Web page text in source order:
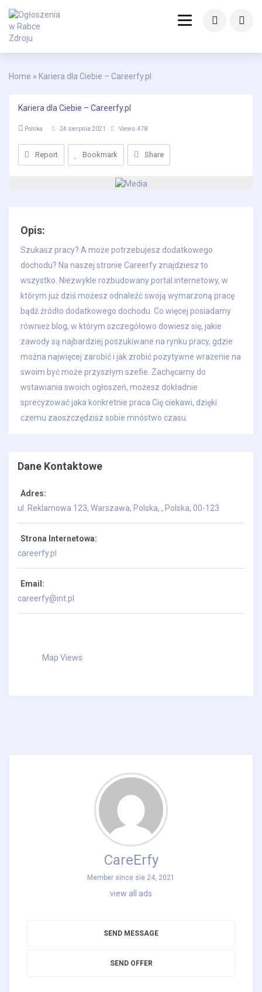
Home » Kariera dla Ciebie – Careerfy.pl
Kariera dla Ciebie – Careerfy.pl
Polska 24 sierpnia 2021 Views: 478
Report Bookmark Share
Opis:
Szukasz pracy? A może potrzebujesz dodatkowego
dochodu? Na naszej stronie Careerfy znajdziesz to
wszystko. Niezwykle rozbudowany portal internetowy, w
którym już dziś możesz odnaleźć swoją wymarzoną pracę
bądź źródło dodatkowego dochodu. Co więcej posiadamy
również blog, w którym szczegółowo dowiesz się, jakie
zawody są najbardziej poszukiwane na rynku pracy, gdzie
można najwięcej zarobić i jak zrobić pozytywne wrażenie na
swoim być może przyszłym szefie. Zachęcamy do
wstawiania swoich ogłoszeń, możesz dokładnie
sprecyzować jaka konkretnie praca Cię ciekawi, dzięki
czemu zaoszczędzisz sobie mnóstwo czasu.
Dane Kontaktowe
Adres:
ul. Reklamowa 123, Warszawa, Polska, , Polska, 00-123
Strona Internetowa:
careerfy.pl
Email:
careerfy@int.pl
Map Views
CareErfy
Member since sie 24, 2021
view all ads
SEND MESSAGE
SEND OFFER